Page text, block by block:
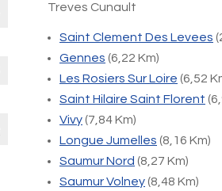
Treves Cunault
Saint Clement Des Levees
Gennes (6,22 Km)
Les Rosiers Sur Loire (6,52
Saint Hilaire Saint Florent
Vivy(7,84 Km)
Longue Jumelles (8,16 Km)
Saumur Nord (8,27 Km)
Saumur Volney(8,48 Km)